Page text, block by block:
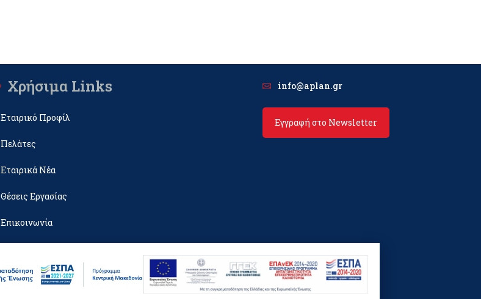
Χρήσιμα Links
Εταιρικό Προφίλ
Πελάτες
Εταιρικά Νέα
Θέσεις Εργασίας
Επικοινωνία
info@aplan.gr
Εγγραφή στο Newsletter